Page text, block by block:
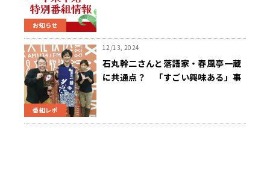
お知らせ
番組レポ
12/13, 2024
石丸幹二さんと落語家・春風亭一蔵
に共通点？ 「すごい興味ある」事